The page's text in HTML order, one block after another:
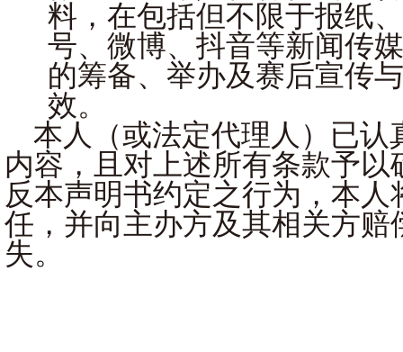
料，在包括但不限于报纸
号、微博、抖音等新闻传
的筹备、举办及赛后宣传
效。
本人（或法定代理人）已认
内容，且对上述所有条款予
反本声明书约定之行为，本
任，并向主办方及其相关方赔
失。